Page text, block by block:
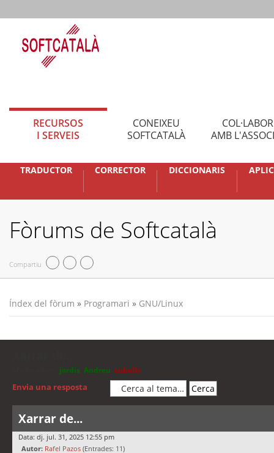
RECURSOS
I SERVEIS
CONEIXEU
SOFTCATALÀ
AMB
TRADUCTOR CORRECTOR DICCIONARIS
Fòrums de Softcatalà
Compartiu
Índex del fòrum » Programari » GNU/Linux
jordis Andreu cubells
Envia una resposta
Xarrar de...
Data: dj. jul. 31, 2025 12:55 pm
Autor: Rafel Pazos (Entrades: 11)